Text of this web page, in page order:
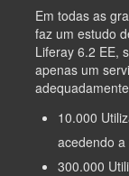
Em todas as
faz um estudo
Liferay 6.2 EE,
apenas um
10.000
acedendo
300.000